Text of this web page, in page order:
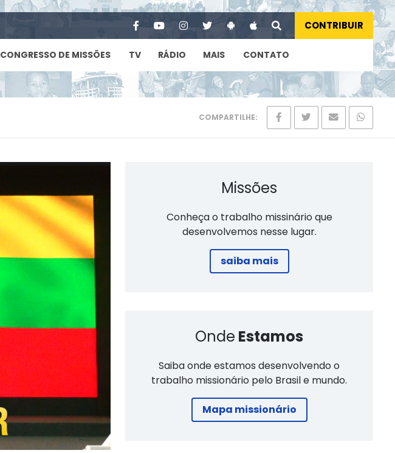
CONTRIBUIR
CONGRESSO DE MISSÕES TV RÁDIO MAIS CONTATO
COMPARTILHE:
Missões
Conheça o trabalho missinário que
desenvolvemos nesse lugar.
saiba mais
Onde Estamos
Saiba onde estamos desenvolvendo o
trabalho missionário pelo Brasil e mundo.
Mapa missionário